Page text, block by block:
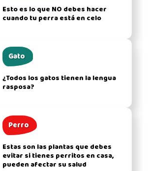
Esto es lo que NO debes hacer
cuando tu perra está en celo
Gato
¿Todos los gatos tienen la lengua
rasposa?
Perro
Estas son las plantas que debes
evitar si tienes perritos en casa,
pueden afectar su salud